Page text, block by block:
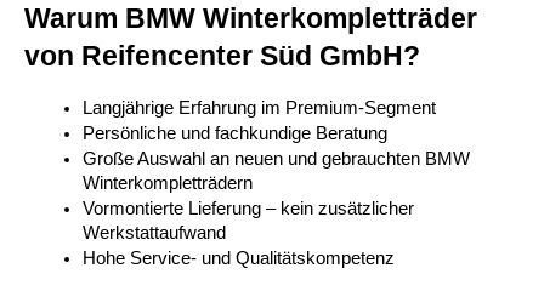
Warum BMW Winterkompletträder
von Reifencenter Süd GmbH?
Langjährige Erfahrung im Premium-Segment
Persönliche und fachkundige Beratung
Große Auswahl an neuen und gebrauchten BMW
Winterkompletträdern
Vormontierte Lieferung – kein zusätzlicher
Werkstattaufwand
Hohe Service- und Qualitätskompetenz